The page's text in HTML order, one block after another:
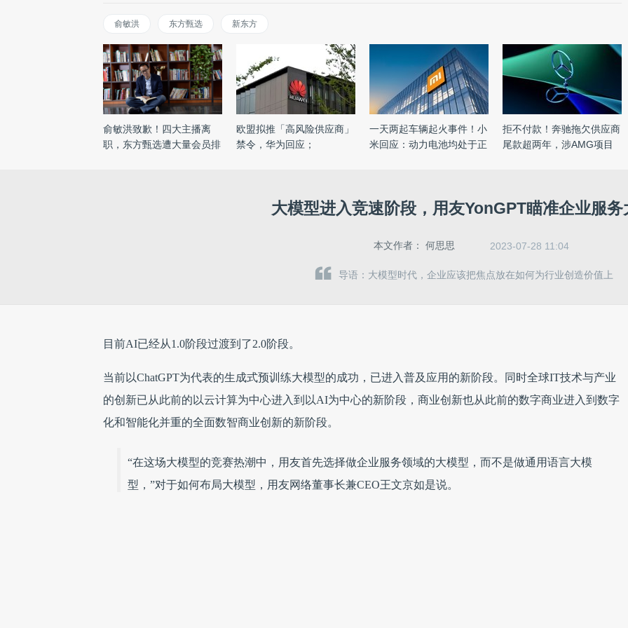
俞敏洪 东方甄选 新东方
俞敏洪致歉！四大主播离
职，东方甄选遭大量会员排
欧盟拟推「高风险供应商」
禁令，华为回应；
一天两起车辆起火事件！小
米回应：动力电池均处于正
拒不付款！奔驰拖欠供应商
尾款超两年，涉AMG项目
大模型进入竞速阶段，用友YonGPT瞄准企业服务
本文作者： 何思思 2023-07-28 11:04
导语：大模型时代，企业应该把焦点放在如何为行业创造价值上
目前AI已经从1.0阶段过渡到了2.0阶段。
当前以ChatGPT为代表的生成式预训练大模型的成功，已进入普及应用的新阶段。同时全球IT技术与产业
的创新已从此前的以云计算为中心进入到以AI为中心的新阶段，商业创新也从此前的数字商业进入到数字
化和智能化并重的全面数智商业创新的新阶段。
“在这场大模型的竞赛热潮中，用友首先选择做企业服务领域的大模型，而不是做通用语言大模
型，”对于如何布局大模型，用友网络董事长兼CEO王文京如是说。